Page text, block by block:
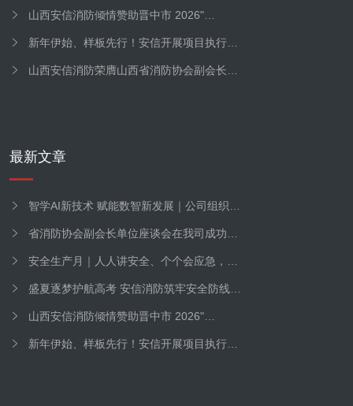
山西安信消防倾情赞助晋中市 2026"…
新年伊始、样板先行！安信开展项目执行…
山西安信消防荣膺山西省消防协会副会长…
最新文章
智学AI新技术 赋能数智新发展｜公司组织…
省消防协会副会长单位座谈会在我司成功…
安全生产月｜人人讲安全、个个会应急，…
盛夏逐梦护航高考 安信消防筑牢安全防线…
山西安信消防倾情赞助晋中市 2026"…
新年伊始、样板先行！安信开展项目执行…